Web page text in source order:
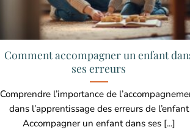
Comment accompagner un enfant
ses erreurs
Comprendre l’importance de
dans l’apprentissage des erreurs de l’enfant
Accompagner un enfant dans ses [...]